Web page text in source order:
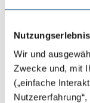
Wir und
Zwecke und, mit
(„einfache
Nutzererfahrung“,